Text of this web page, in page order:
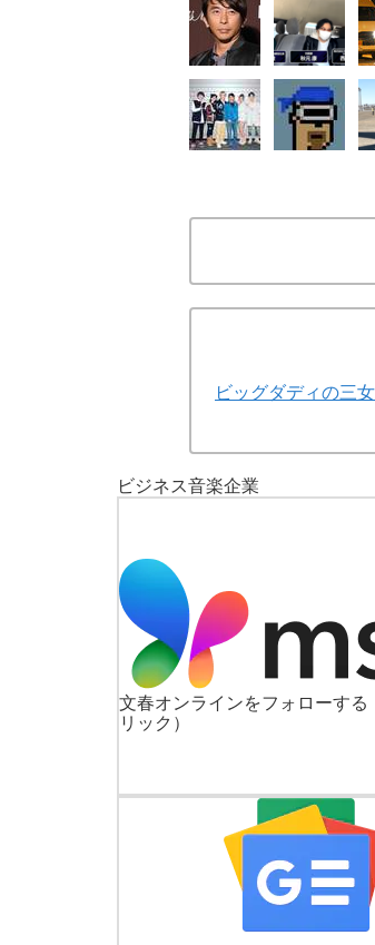
ビッグダディの三
ビジネス音楽企業
文春オンラインをフォローする
リック）